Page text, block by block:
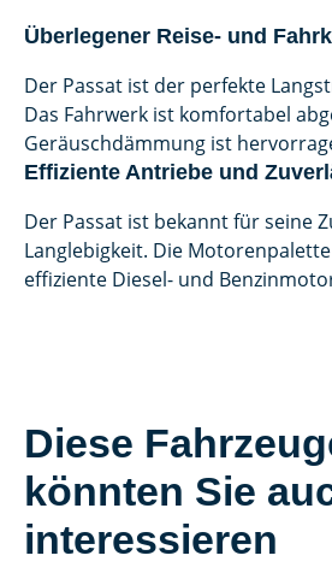
Überlegener Reise- und
Der Passat ist der perfekte
Das Fahrwerk ist komfortabel
Geräuschdämmung ist
Effiziente Antriebe und
Der Passat ist bekannt für seine
Langlebigkeit. Die
effiziente Diesel- und
Diese
könnten Sie
interessieren